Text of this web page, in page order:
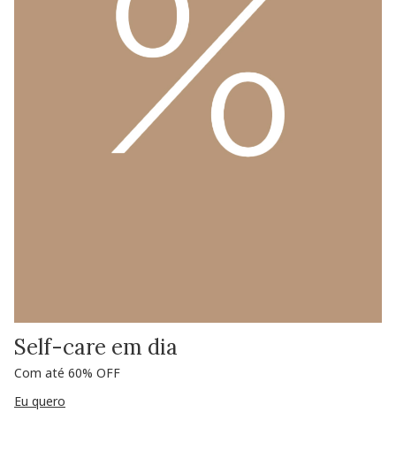
Self-care em dia
Com até 60% OFF
Eu quero